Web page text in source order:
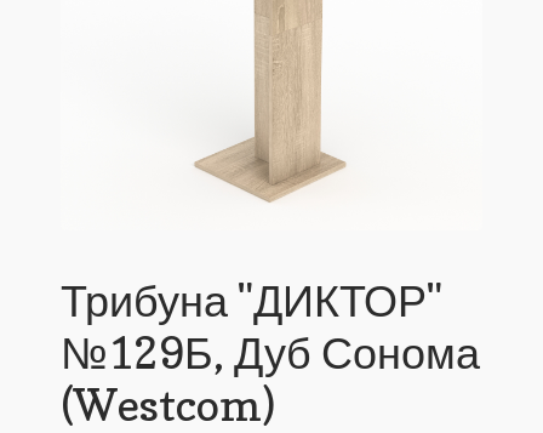
Трибуна "ДИКТОР"
№129Б, Дуб Сонома
(Westcom)